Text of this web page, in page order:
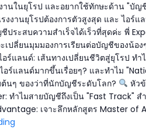
านในยุโรป และอยากใช้ทักษะด้าน "บัญ
งงานยุโรปต้องการตัวสูงสุด และ ไอร์แ
ระสบความสำเร็จได้เร็วที่สุดค่ะ พี่
เปลี่ยนมุมมองการเรียนต่อบัญชีของน้อง
ร์แลนด์: เส้นทางเปลี่ยนชีวิตสู่ยุโรป ทำ
ร์แลนด์มากขึ้นเรื่อยๆ? และทำไม
ต้นๆ ของว่าที่นักบัญชีระดับโลก?
หัว
ทำไมสายบัญชีถึงเป็น "Fast Track" ส
เจาะลึกหลักสูตร Master